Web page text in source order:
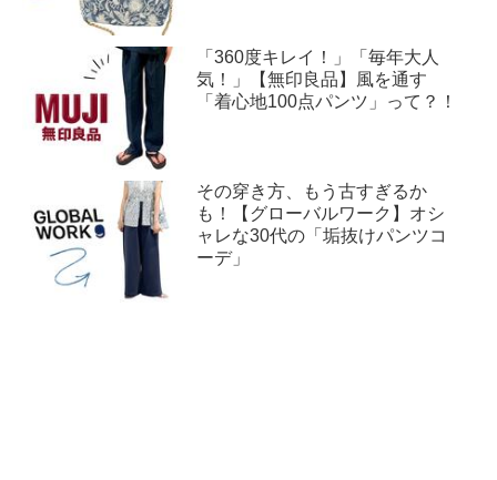
「360度キレイ！」「毎年大人
気！」【無印良品】風を通す
「着心地100点パンツ」って？！
その穿き方、もう古すぎるか
も！【グローバルワーク】オシ
ャレな30代の「垢抜けパンツコ
ーデ」